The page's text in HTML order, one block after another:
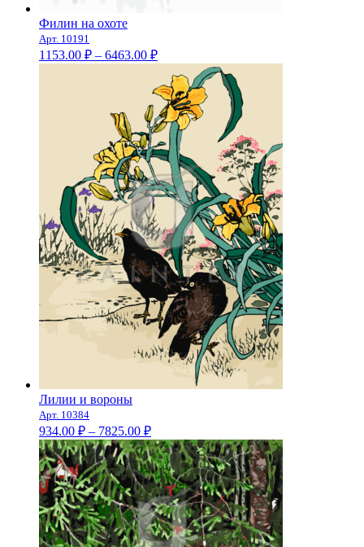
Филин на охоте
Арт. 10191
1153.00 ₽ – 6463.00 ₽Диапазон
цен:
1153.00 ₽
–
6463.00 ₽
Лилии и вороны
Арт. 10384
934.00 ₽ – 7825.00 ₽Диапазон
цен:
934.00 ₽
–
7825.00 ₽